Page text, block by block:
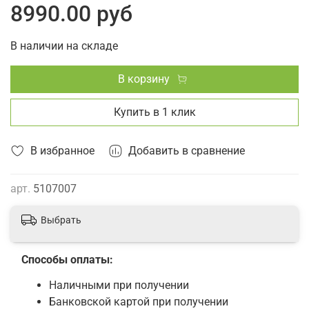
В избранное Добавить в сравнение
арт. 5107007
8990.00 руб
В наличии на складе
В корзину
Купить в 1 клик
Выбрать
Способы оплаты:
Наличными при получении
Банковской картой при получении